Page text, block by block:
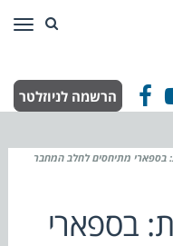
Facebookהרשמה לניוזלטר
בספארי מתיחסים לחלב המחבר
בספארי